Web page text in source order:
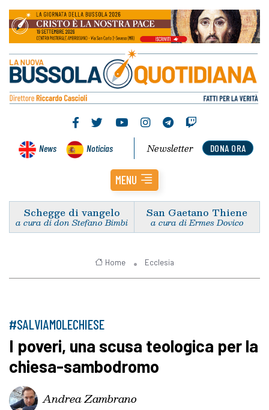
News Noticias DONA ORA
Newsletter
MENU
Schegge di vangelo
a cura di don Stefano Bimbi
San Gaetano Thiene
a cura di Ermes Dovico
Home Ecclesia
#SALVIAMOLECHIESE
I poveri, una scusa teologica per la
chiesa-sambodromo
Andrea Zambrano